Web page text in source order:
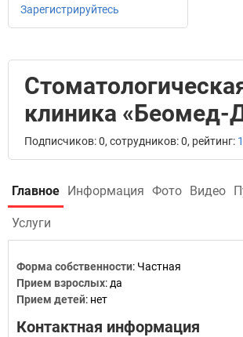
Зарегистрируйтесь
клиника «Беомед-
Подписчиков: 0, сотрудников: 0, рейтинг:
Главное Информация Фото Видео
Услуги
Форма собственности: Частная
Прием взрослых: да
Прием детей: нет
Контактная информация